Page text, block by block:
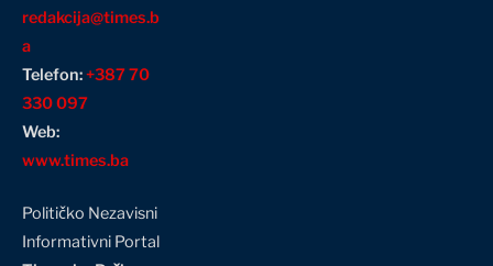
redakcija@times.b
a
Telefon:+387 70
330 097
Web:
www.times.ba
Političko Nezavisni
Informativni Portal